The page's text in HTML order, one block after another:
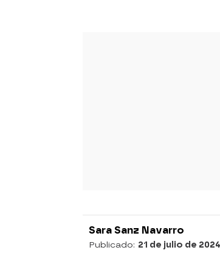
Sara Sanz Navarro
Publicado: 21 de julio de